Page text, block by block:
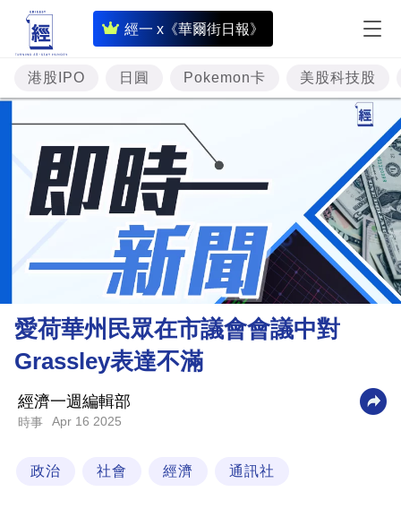
經一 x《華爾街日報》
即
時
財
經
專
題
投
資
樓
市
財
商
業
科
港股IPO 日圓 Pokemon卡 美股科技股
愛荷華州民眾在市議會會議中對
Grassley表達不滿
經濟一週編輯部
時事 Apr 16 2025
政治 社會 經濟 通訊社